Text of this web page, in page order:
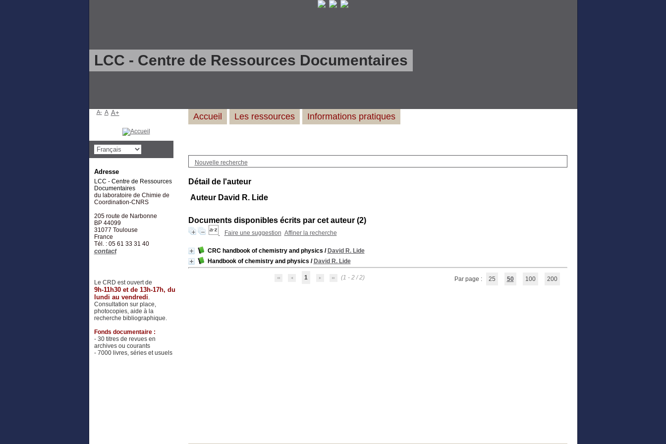
LCC - Centre de Ressources Documentaires
Nouvelle recherche
Détail de l'auteur
Auteur David R. Lide
Documents disponibles écrits par cet auteur (2)
Faire une suggestion Affiner la recherche
CRC handbook of chemistry and physics / David R. Lide
Handbook of chemistry and physics / David R. Lide
1 (1 - 2 / 2) Par page : 25 50 100 200
Accueil Les ressources Informations pratiques
A- A A+
Adresse
LCC - Centre de Ressources
Documentaires
du laboratoire de Chimie de
Coordination-CNRS
205 route de Narbonne
BP 44099
31077 Toulouse
France
Tél. : 05 61 33 31 40
contact
Le CRD est ouvert de
9h-11h30 et de 13h-17h, du
lundi au vendredi.
Consultation sur place,
photocopies, aide à la
recherche bibliographique.
Fonds documentaire :
- 30 titres de revues en
archives ou courants
- 7000 livres, séries et usuels